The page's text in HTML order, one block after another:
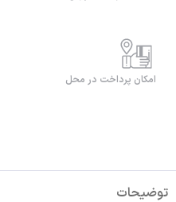
امکان پرداخت در محل
توضیحات